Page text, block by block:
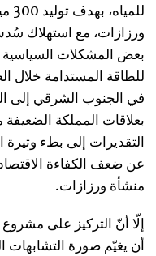
ورزازات، مع استهلاك
بعض المشكلات السياسية
للطاقة المستدامة خلال
في الجنوب الشرقي إلى
بعلاقات المملكة
التقديرات إلى بطء
عن ضعف الكفاءة
منشأة ورزازات.
إلّا أنّ التركيز على
أن يغيّم صورة التشابهات